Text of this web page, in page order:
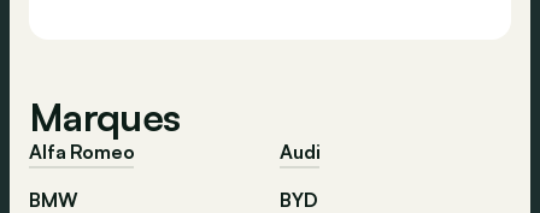
Marques
Alfa Romeo
Audi
BMW
BYD